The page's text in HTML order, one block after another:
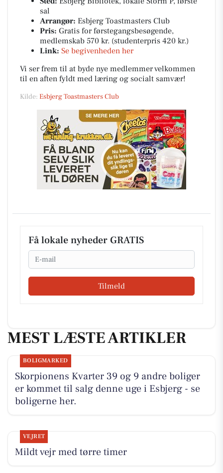
sal
Arrangør: Esbjerg Toastmasters Club
Pris: Gratis for førstegangsbesøgende,
medlemskab 570 kr. (studenterpris 420 kr.)
Link: Se begivenheden her
Vi ser frem til at byde nye medlemmer velkommen
til en aften fyldt med læring og socialt samvær!
Kilde: Esbjerg Toastmasters Club
Få lokale nyheder GRATIS
Email
Tilmeld
MEST LÆSTE ARTIKLER
BOLIGMARKED
Skorpionens Kvarter 39 og 9 andre boliger
er kommet til salg denne uge i Esbjerg - se
boligerne her.
VEJRET
Mildt vejr med tørre timer